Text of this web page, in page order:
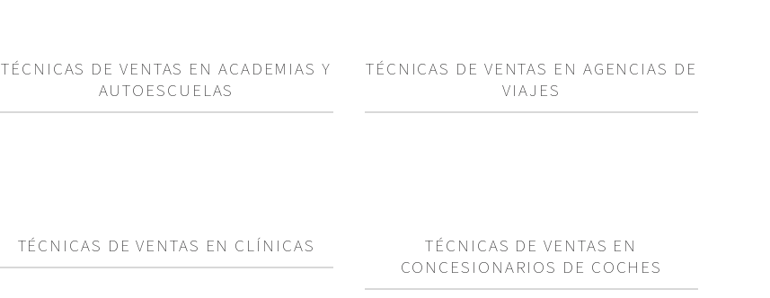
TÉCNICAS DE VENTAS EN ACADEMIAS Y
AUTOESCUELAS
TÉCNICAS DE VENTAS EN AGENCIAS DE
VIAJES
TÉCNICAS DE VENTAS EN CLÍNICAS
TÉCNICAS DE VENTAS EN
CONCESIONARIOS DE COCHES